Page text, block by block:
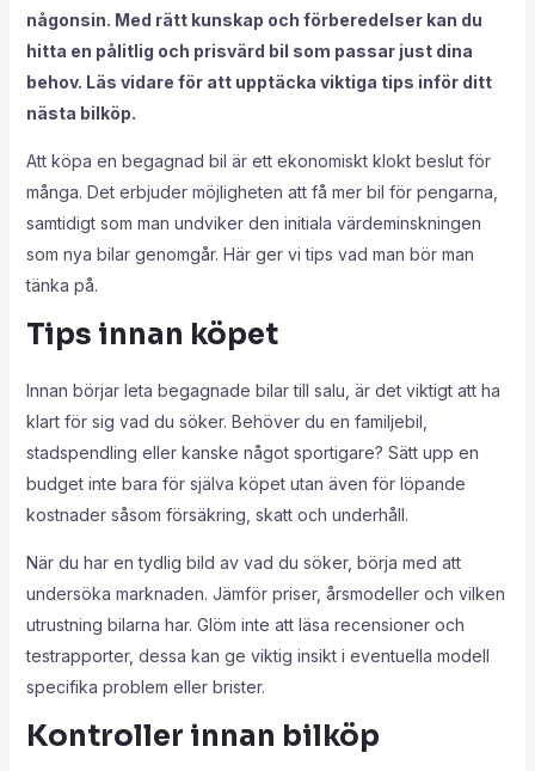
någonsin. Med rätt kunskap och förberedelser kan du
hitta en pålitlig och prisvärd bil som passar just dina
behov. Läs vidare för att upptäcka viktiga tips inför ditt
nästa bilköp.
Att köpa en begagnad bil är ett ekonomiskt klokt beslut för
många. Det erbjuder möjligheten att få mer bil för pengarna,
samtidigt som man undviker den initiala värdeminskningen
som nya bilar genomgår. Här ger vi tips vad man bör man
tänka på.
Tips innan köpet
Innan börjar leta begagnade bilar till salu, är det viktigt att ha
klart för sig vad du söker. Behöver du en familjebil,
stadspendling eller kanske något sportigare? Sätt upp en
budget inte bara för själva köpet utan även för löpande
kostnader såsom försäkring, skatt och underhåll.
När du har en tydlig bild av vad du söker, börja med att
undersöka marknaden. Jämför priser, årsmodeller och vilken
utrustning bilarna har. Glöm inte att läsa recensioner och
testrapporter, dessa kan ge viktig insikt i eventuella modell
specifika problem eller brister.
Kontroller innan bilköp